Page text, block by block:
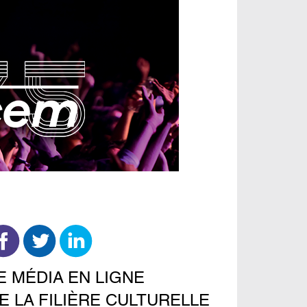
MÉDIA EN LIGNE
LA FILIÈRE CULTURELLE